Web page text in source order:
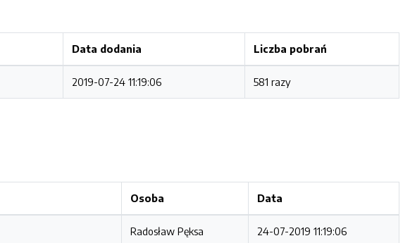
Data dodania Liczba pobrań
2019-07-24 11:19:06 581 razy
Osoba Data
Radosław Pęksa 24-07-2019 11:19:06